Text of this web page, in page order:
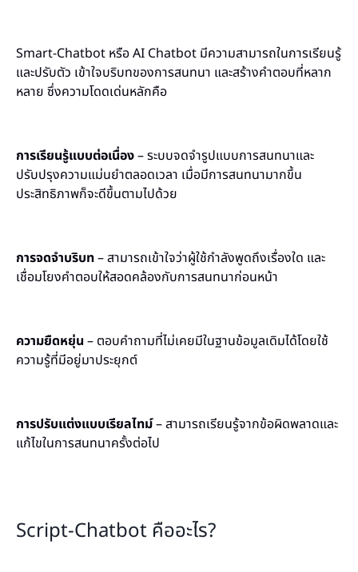
Smart-Chatbot หรือ AI Chatbot มีความสามารถในการเรียนรู้
และปรับตัว เข้าใจบริบทของการสนทนา และสร้างคำตอบที่หลาก
หลาย ซึ่งความโดดเด่นหลักคือ
การเรียนรู้แบบต่อเนื่อง– ระบบจดจำรูปแบบการสนทนาและ
ปรับปรุงความแม่นยำตลอดเวลา เมื่อมีการสนทนามากขึ้น
ประสิทธิภาพก็จะดีขึ้นตามไปด้วย
การจดจำบริบท– สามารถเข้าใจว่าผู้ใช้กำลังพูดถึงเรื่องใด และ
เชื่อมโยงคำตอบให้สอดคล้องกับการสนทนาก่อนหน้า
ความยืดหยุ่น – ตอบคำถามที่ไม่เคยมีในฐานข้อมูลเดิมได้โดยใช้
ความรู้ที่มีอยู่มาประยุกต์
การปรับแต่งแบบเรียลไทม์– สามารถเรียนรู้จากข้อผิดพลาดและ
แก้ไขในการสนทนาครั้งต่อไป
Script-Chatbot คืออะไร?